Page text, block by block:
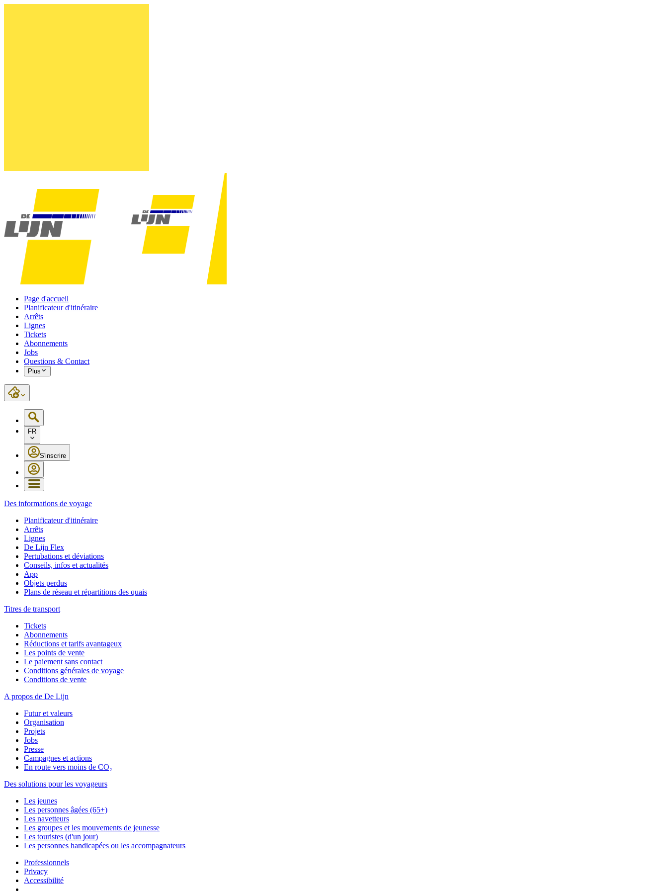
Page d'accueil
Planificateur d'itinéraire
Arrêts
Lignes
Tickets
Abonnements
Jobs
Questions & Contact
Plus
FR
S'inscrire
Des informations de voyage
Planificateur d'itinéraire
Arrêts
Lignes
De Lijn Flex
Pertubations et déviations
Conseils, infos et actualités
App
Objets perdus
Plans de réseau et répartitions des quais
Titres de transport
Tickets
Abonnements
Réductions et tarifs avantageux
Les points de vente
Le paiement sans contact
Conditions générales de voyage
Conditions de vente
A propos de De Lijn
Futur et valeurs
Organisation
Projets
Jobs
Presse
Campagnes et actions
En route vers moins de CO₂
Des solutions pour les voyageurs
Les jeunes
Les personnes âgées (65+)
Les navetteurs
Les groupes et les mouvements de jeunesse
Les touristes (d'un jour)
Les personnes handicapées ou les accompagnateurs
Professionnels
Privacy
Accessibilité